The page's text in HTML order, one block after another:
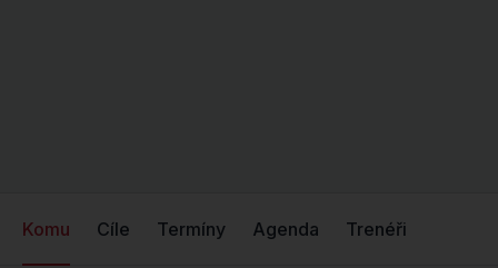
Komu Cíle Termíny Agenda Trenéři